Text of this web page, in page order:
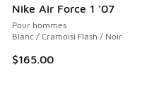
Nike Air Force 1 '07
Pour hommes
Blanc / Cramoisi Flash / Noir
$165.00